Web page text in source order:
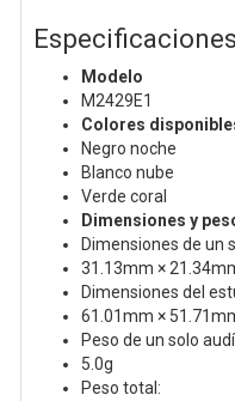
Modelo
M2429E1
Colores
Negro noche
Blanco nube
Verde coral
Dimensiones y
Dimensiones de un
31.13mm ×
Dimensiones del
61.01mm ×
Peso de un solo
5.0g
Peso total: